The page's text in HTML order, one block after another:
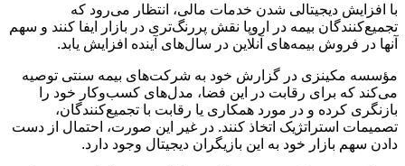
با افزایش دیجیتالی شدن خدمات مالی، انتظار می‌رود که
تجمیع‌کنندگان بیمه در اروپا نقش پررنگ‌تری در بازار ایفا کنند و سهم
آنها در فروش بیمه‌های آنلاین در سال‌های آینده افزایش یابد.
مؤسسه مکینزی در گزارش خود به شرکت‌های بیمه سنتی توصیه
می‌کند که برای رقابت در این فضا، مدل‌های کسب‌وکار خود را
بازنگری کرده و در مورد همکاری یا رقابت با تجمیع‌کنندگان،
تصمیمات استراتژیک اتخاذ کنند. در غیر این صورت، احتمال از دست
دادن سهم بازار خود به این بازیگران دیجیتال وجود دارد.